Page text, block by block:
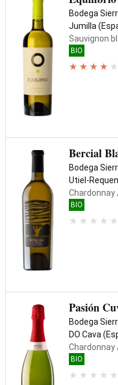
Bodega
Jumilla
Sauvignon
BIO
Bercial
Bodega
Utiel-
Chardonnay
BIO
Pasión
Bodega
DO Cava
Chardonnay
BIO